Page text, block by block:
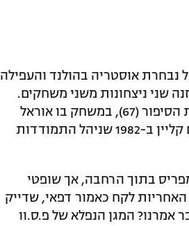
שוב באופנה: נבחרת הולנד גברה הערב (חמישי) 0:2 על נבחרת אוסטריה בהולנד והעפילה
במאזנה שני ניצחונות משני משחקים.
ממפיס דפאי דייק מהנקודה (11) ודנזל דומפריס הנהדר סגר את הסיפור (67), במשחק בו אוראל
גרינפלד עשה היסטוריה כשהפך לישראלי הראשון מאז אברהם קליין ב-1982 שניהל התמודדות
דומפריס בתוך הרחבה, אך שופטי
לקח כאמור דפאי, שדייק
אמרנו? המגן הנפלא של פ.ס.וו